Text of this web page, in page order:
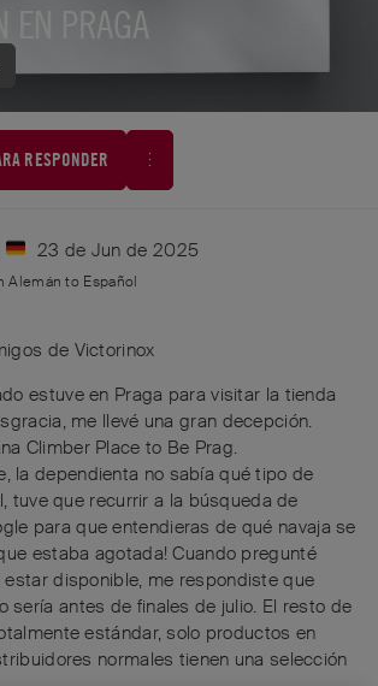
EN PRAGA
RESPONDER
23 de Jun de 2025
Alemán to Español
de Victorinox
estuve en Praga para visitar la tienda
me llevé una gran decepción.
Climber Place to Be Prag.
la dependienta no sabía qué tipo de
tuve que recurrir a la búsqueda de
para que entendieras de qué navaja se
estaba agotada! Cuando pregunté
estar disponible, me respondiste que
sería antes de finales de julio. El resto de
estándar, solo productos en
normales tienen una selección